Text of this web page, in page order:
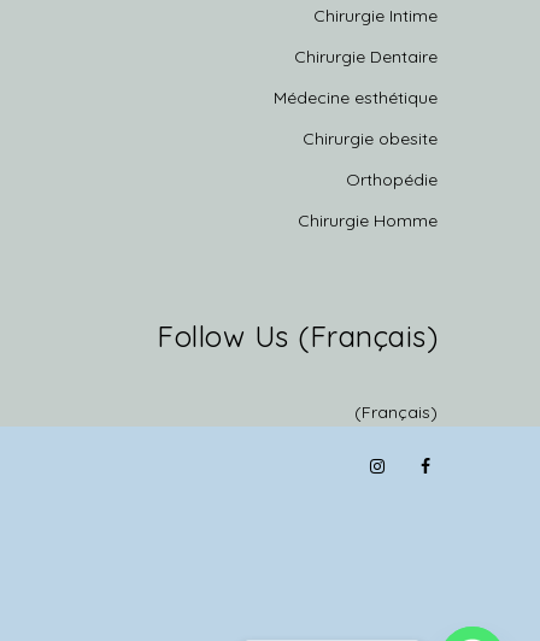
Chirurgie Intime
Chirurgie Dentaire
Médecine esthétique
Chirurgie obesite
Orthopédie
Chirurgie Homme
(Français) Follow Us
(Français)